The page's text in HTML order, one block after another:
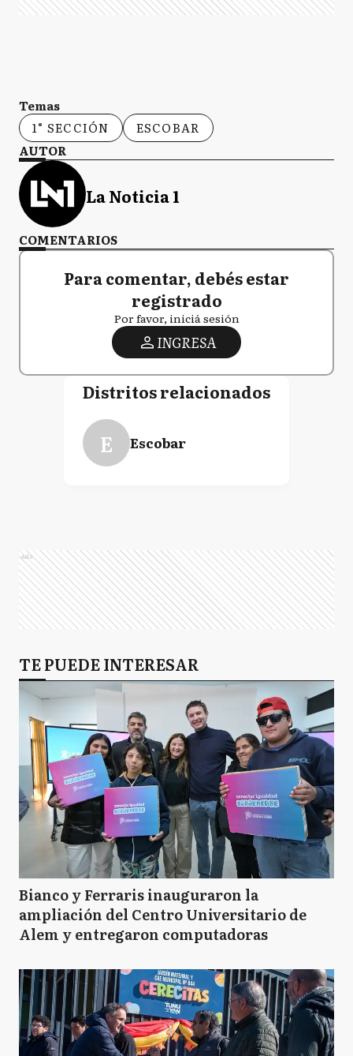
Temas
1° SECCIÓN
ESCOBAR
AUTOR
La Noticia 1
COMENTARIOS
Para comentar, debés estar
registrado
Por favor, iniciá sesión
INGRESA
Distritos relacionados
E Escobar
Ads
TE PUEDE INTERESAR
Bianco y Ferraris inauguraron la
ampliación del Centro Universitario de
Alem y entregaron computadoras